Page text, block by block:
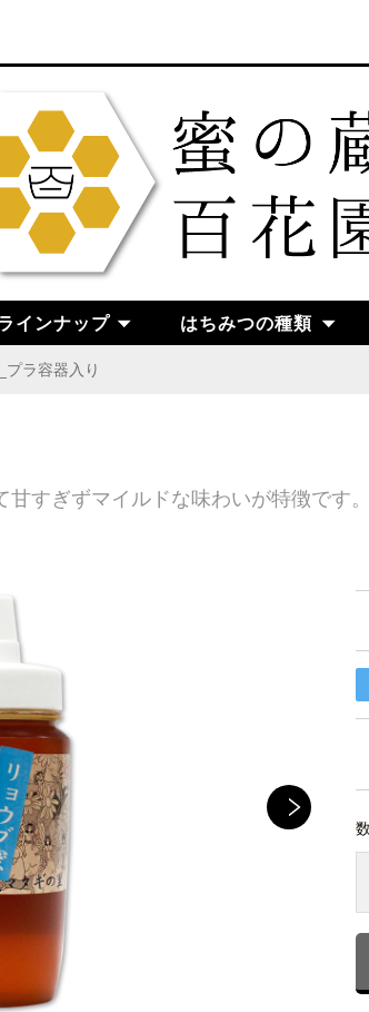
インナップ はちみつの種類
プラ容器入り
すぎずマイルドな味わいが特徴です。